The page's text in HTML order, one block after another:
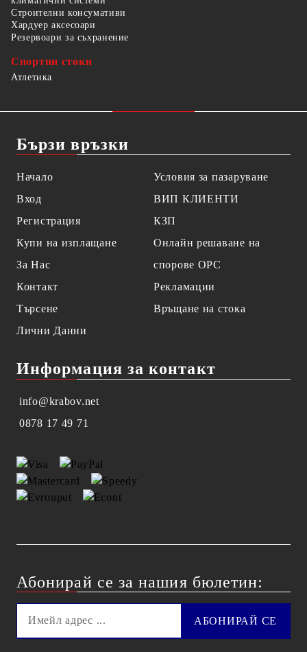
Строителни консумативи
Хардуер аксесоари
Резервоари за съхранение
Спортни стоки
Атлетика
Бързи връзки
Начало
Вход
Регистрация
Купи на изплащане
За Нас
Контакт
Търсене
Лични Данни
Условия за пазаруване
ВИП КЛИЕНТИ
КЗП
Онлайн решаване на
спорове OPC
Рекламации
Връщане на стока
Информация за контакт
info@krabov.net
0878 17 49 71
Абонирай се за нашия бюлетин: